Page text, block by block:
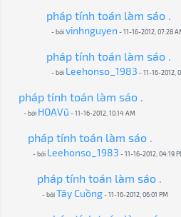
pháp tính toán làm sáo .
- bởivinhnguyen - 11-16-2012, 07:28
pháp tính toán làm sáo .
- bởi Leehonso_1983 - 11-16-2012,
pháp tính toán làm sáo .
- bởi HOAVũ - 11-16-2012, 10:14 AM
pháp tính toán làm sáo .
- bởi Leehonso_1983 - 11-16-2012, 04:19
pháp tính toán làm sáo .
- bởiTây Cuồng- 11-16-2012, 06:01 PM